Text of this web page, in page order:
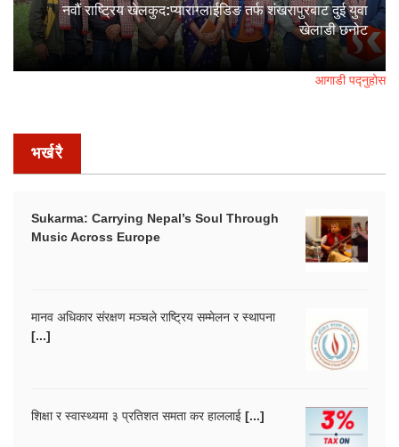
नवौं राष्ट्रिय खेलकुद:प्याराग्लाईडिङ तर्फ शंखरापुरबाट दुई युवा
खेलाडी छनोट
आगाडी पद्नुहोस
भर्खरै
Sukarma: Carrying Nepal’s Soul Through
Music Across Europe
मानव अधिकार संरक्षण मञ्चले राष्ट्रिय सम्मेलन र स्थापना
[...]
शिक्षा र स्वास्थ्यमा ३ प्रतिशत समता कर हाललाई [...]